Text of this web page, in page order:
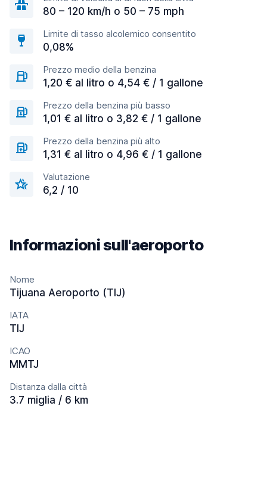
80 – 120 km/h o 50 – 75 mph
Limite di tasso alcolemico consentito
0,08%
Prezzo medio della benzina
1,20 € al litro o 4,54 € / 1 gallone
Prezzo della benzina più basso
1,01 € al litro o 3,82 € / 1 gallone
Prezzo della benzina più alto
1,31 € al litro o 4,96 € / 1 gallone
Valutazione
6,2 / 10
Informazioni sull'aeroporto
Nome
Tijuana Aeroporto (TIJ)
IATA
TIJ
ICAO
MMTJ
Distanza dalla città
3.7 miglia / 6 km